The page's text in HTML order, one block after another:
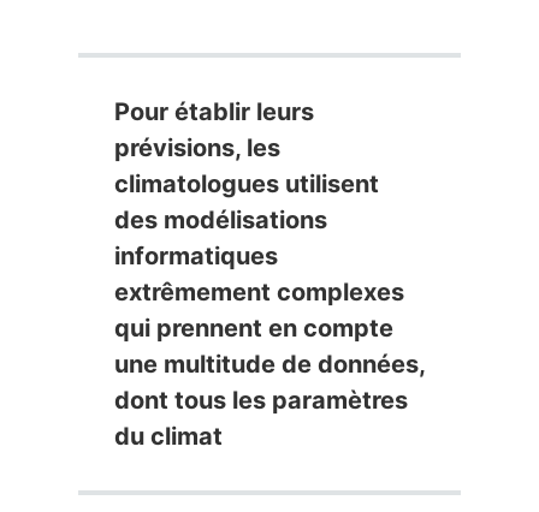
Pour établir leurs
prévisions, les
climatologues utilisent
des modélisations
informatiques
extrêmement complexes
qui prennent en compte
une multitude de données,
dont tous les paramètres
du climat